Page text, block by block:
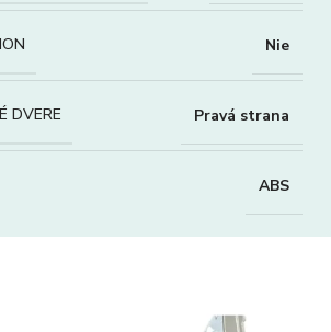
Nie
DVERE Pravá strana
ABS